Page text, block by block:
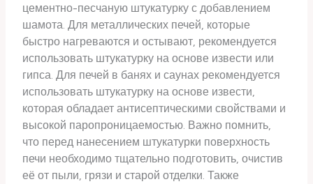
цементно-песчаную штукатурку с добавлением
шамота. Для металлических печей, которые
быстро нагреваются и остывают, рекомендуется
использовать штукатурку на основе извести или
гипса. Для печей в банях и саунах рекомендуется
использовать штукатурку на основе извести,
которая обладает антисептическими свойствами и
высокой паропроницаемостью. Важно помнить,
что перед нанесением штукатурки поверхность
печи необходимо тщательно подготовить, очистив
её от пыли, грязи и старой отделки. Также